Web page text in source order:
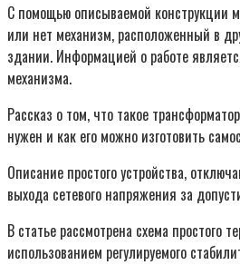
С помощью описываемой конструкции
или нет механизм, расположенный в
здании. Информацией о работе
механизма.
Рассказ о том, что такое
нужен и как его можно изготовить
Описание простого устройства,
выхода сетевого напряжения за
В статье рассмотрена схема простого
использованием регулируемого